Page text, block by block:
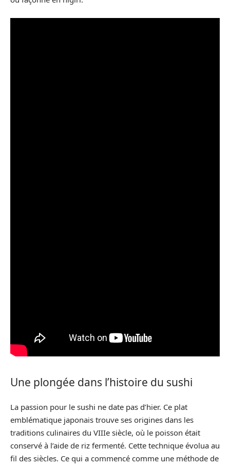
Une plongée dans l’histoire du sushi
La passion pour le sushi ne date pas d’hier. Ce plat
emblématique japonais trouve ses origines dans les
traditions culinaires du VIIIe siècle, où le poisson était
conservé à l’aide de riz fermenté. Cette technique évolua au
fil des siècles. Ce qui a commencé comme une méthode de